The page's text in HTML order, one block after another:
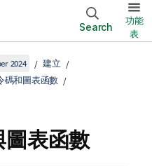
Search
功能
表
2024
建立
碼和圖表函數
表函數